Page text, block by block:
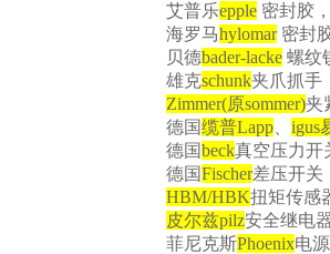
艾普乐epple 密封胶
海罗马hylomar密封
贝德bader-lacke 螺纹
雄克schunk夹爪抓手
Zimmer(原sommer)夹
德国缆普Lapp igus
德国beck真空压力开
德国Fischer差压开关
HBM/HBK扭矩传感
皮尔兹pilz安全继电
菲尼克斯Phoenix电